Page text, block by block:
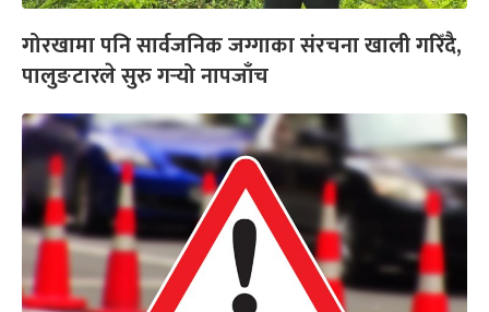
गोरखामा पनि सार्वजनिक जग्गाका संरचना खाली गरिँदै,
पालुङटारले सुरु गर्‍यो नापजाँच